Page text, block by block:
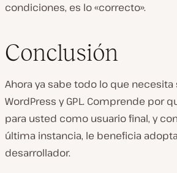
condiciones, es lo «correcto».
Conclusión
Ahora ya sabe todo lo que
WordPress y GPL. Comprende por
para usted como usuario final, y
última instancia, le beneficia
desarrollador.